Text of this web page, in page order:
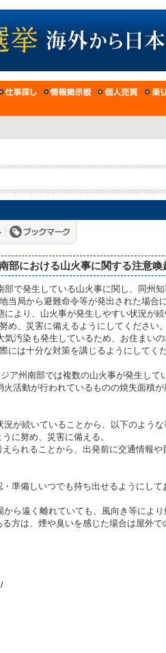
部における山火事に関する注意喚
部で発生している山火事に関し、同州
当局から避難命令等が発出された場合
により、山火事が発生しやすい状況が
め、災害に備えるようにしてください
気汚染も発生しているため、お住まい
には十分な対策を講じるようにしてくだ
ア州南部では複数の山火事が発生し
活動が行われているものの焼失面積
が続いていることから、以下のような
に努め、災害に備える。
れることから、出発前に交通情報や
準備しいつでも持ち出せるようにして
ら遠く離れていても、風向き等によ
方は、煙や臭いを感じた場合は屋外